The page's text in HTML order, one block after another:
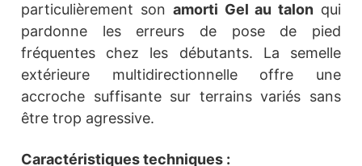
particulièrement son amorti Gel au talon qui
pardonne les erreurs de pose de pied
fréquentes chez les débutants. La semelle
extérieure multidirectionnelle offre une
accroche suffisante sur terrains variés sans
être trop agressive.
Caractéristiques techniques :